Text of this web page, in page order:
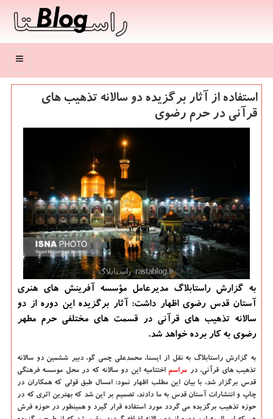
منو
استفاده از آثار برگزیده دو سالانه تذهیب های
قرآنی در حرم رضوی
به گزارش راستابلاگ مدیرعامل مؤسسه آفرینش های هنری
آستان قدس رضوی اظهار داشت: آثار برگزیده این دوره از دو
سالانه تذهیب های قرآنی در قسمت های مختلفی حرم مطهر
رضوی به كار برده خواهد شد.
به گزارش راستابلاگ به نقل از ایسنا، محمدعلی چمی گو، دبیر ششمین دو سالانه
تذهیب های قرآنی، در مراسم اختتامیه این دو سالانه كه در محل موسسه فرهنگی
قدس برگزار شد، با بیان این مطلب اظهار نمود: امسال طبق قولی كه همكاران در
چاپ و انتشارات آستان قدس به ما دادند، تصمیم بر این شد كه بهترین اثری كه در
حوزه تذهیب برگزیده می گردد مورد استفاده قرار گیرد و همینطور در حوزه فرش